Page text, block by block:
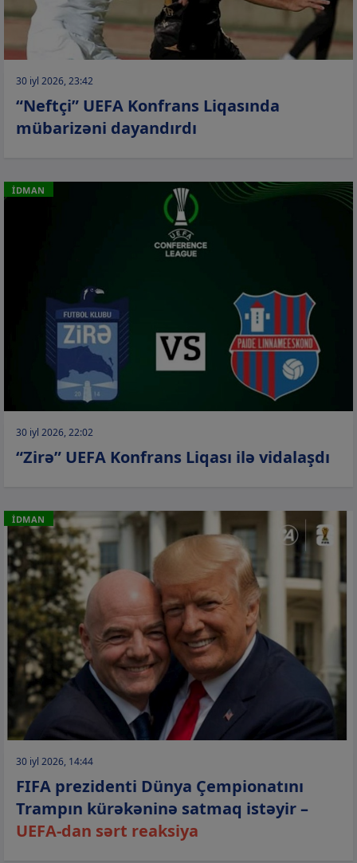
30 iyl 2026, 23:42
“Neftçi” UEFA Konfrans Liqasında
mübarizəni dayandırdı
İDMAN
30 iyl 2026, 22:02
“Zirə” UEFA Konfrans Liqası ilə vidalaşdı
İDMAN
30 iyl 2026, 14:44
FIFA prezidenti Dünya Çempionatını
Trampın kürəkəninə satmaq istəyir –
UEFA-dan sərt reaksiya